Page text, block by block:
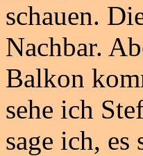
schauen.
Nachbar.
Balkon
sehe ich
sage ich,